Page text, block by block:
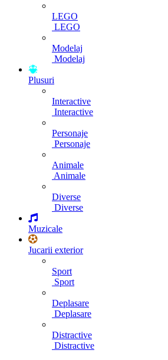
LEGO
LEGO
Modelaj
Modelaj
Plusuri
Interactive
Interactive
Personaje
Personaje
Animale
Animale
Diverse
Diverse
Muzicale
Jucarii exterior
Sport
Sport
Deplasare
Deplasare
Distractive
Distractive